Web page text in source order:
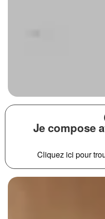
Je compose
Cliquez ici pour